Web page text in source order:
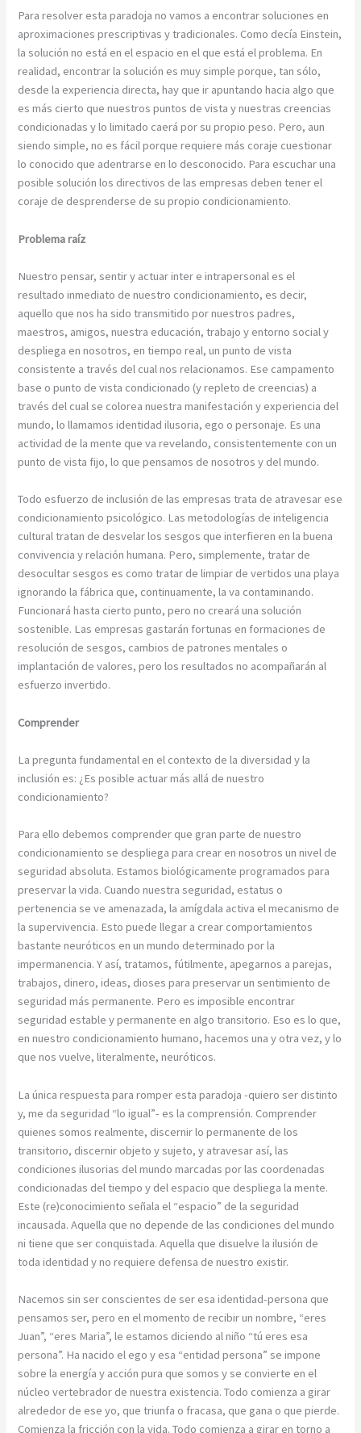
Para resolver esta paradoja no vamos a encontrar soluciones en
aproximaciones prescriptivas y tradicionales. Como decía Einstein,
la solución no está en el espacio en el que está el problema. En
realidad, encontrar la solución es muy simple porque, tan sólo,
desde la experiencia directa, hay que ir apuntando hacia algo que
es más cierto que nuestros puntos de vista y nuestras creencias
condicionadas y lo limitado caerá por su propio peso. Pero, aun
siendo simple, no es fácil porque requiere más coraje cuestionar
lo conocido que adentrarse en lo desconocido. Para escuchar una
posible solución los directivos de las empresas deben tener el
coraje de desprenderse de su propio condicionamiento.
Problema raíz
Nuestro pensar, sentir y actuar inter e intrapersonal es el
resultado inmediato de nuestro condicionamiento, es decir,
aquello que nos ha sido transmitido por nuestros padres,
maestros, amigos, nuestra educación, trabajo y entorno social y
despliega en nosotros, en tiempo real, un punto de vista
consistente a través del cual nos relacionamos. Ese campamento
base o punto de vista condicionado (y repleto de creencias) a
través del cual se colorea nuestra manifestación y experiencia del
mundo, lo llamamos identidad ilusoria, ego o personaje. Es una
actividad de la mente que va revelando, consistentemente con un
punto de vista fijo, lo que pensamos de nosotros y del mundo.
Todo esfuerzo de inclusión de las empresas trata de atravesar ese
condicionamiento psicológico. Las metodologías de inteligencia
cultural tratan de desvelar los sesgos que interfieren en la buena
convivencia y relación humana. Pero, simplemente, tratar de
desocultar sesgos es como tratar de limpiar de vertidos una playa
ignorando la fábrica que, continuamente, la va contaminando.
Funcionará hasta cierto punto, pero no creará una solución
sostenible. Las empresas gastarán fortunas en formaciones de
resolución de sesgos, cambios de patrones mentales o
implantación de valores, pero los resultados no acompañarán al
esfuerzo invertido.
Comprender
La pregunta fundamental en el contexto de la diversidad y la
inclusión es: ¿Es posible actuar más allá de nuestro
condicionamiento?
Para ello debemos comprender que gran parte de nuestro
condicionamiento se despliega para crear en nosotros un nivel de
seguridad absoluta. Estamos biológicamente programados para
preservar la vida. Cuando nuestra seguridad, estatus o
pertenencia se ve amenazada, la amígdala activa el mecanismo de
la supervivencia. Esto puede llegar a crear comportamientos
bastante neuróticos en un mundo determinado por la
impermanencia. Y así, tratamos, fútilmente, apegarnos a parejas,
trabajos, dinero, ideas, dioses para preservar un sentimiento de
seguridad más permanente. Pero es imposible encontrar
seguridad estable y permanente en algo transitorio. Eso es lo que,
en nuestro condicionamiento humano, hacemos una y otra vez, y lo
que nos vuelve, literalmente, neuróticos.
La única respuesta para romper esta paradoja -quiero ser distinto
y, me da seguridad “lo igual”- es la comprensión. Comprender
quienes somos realmente, discernir lo permanente de los
transitorio, discernir objeto y sujeto, y atravesar así, las
condiciones ilusorias del mundo marcadas por las coordenadas
condicionadas del tiempo y del espacio que despliega la mente.
Este (re)conocimiento señala el “espacio” de la seguridad
incausada. Aquella que no depende de las condiciones del mundo
ni tiene que ser conquistada. Aquella que disuelve la ilusión de
toda identidad y no requiere defensa de nuestro existir.
Nacemos sin ser conscientes de ser esa identidad-persona que
pensamos ser, pero en el momento de recibir un nombre, “eres
Juan”, “eres Maria”, le estamos diciendo al niño “tú eres esa
persona”. Ha nacido el ego y esa “entidad persona” se impone
sobre la energía y acción pura que somos y se convierte en el
núcleo vertebrador de nuestra existencia. Todo comienza a girar
alrededor de ese yo, que triunfa o fracasa, que gana o que pierde.
Comienza la fricción con la vida. Todo comienza a girar en torno a